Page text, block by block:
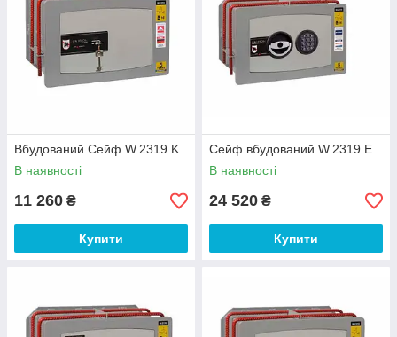
Вбудований Сейф W.2319.K
В наявності
11 260 ₴
Купити
Сейф вбудований W.2319.E
В наявності
24 520 ₴
Купити